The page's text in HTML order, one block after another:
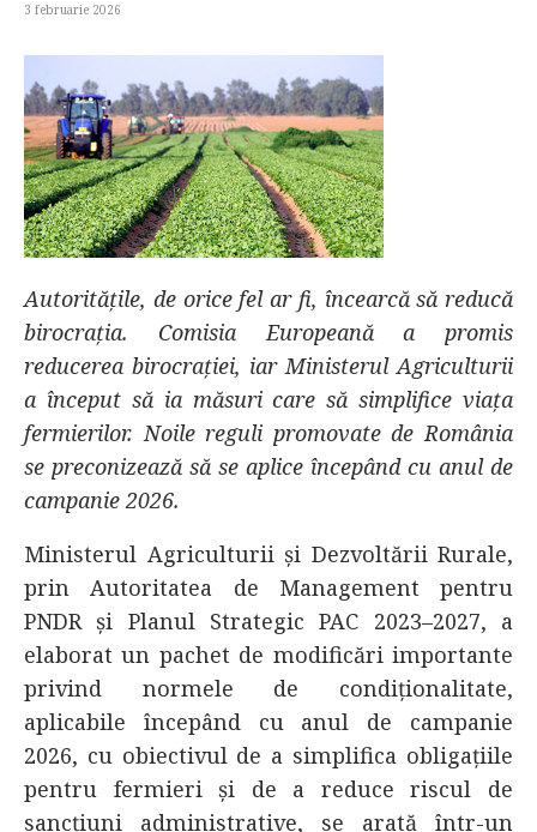
3 februarie 2026
Autoritățile, de orice fel ar fi, încearcă să reducă
birocrația. Comisia Europeană a promis
reducerea birocrației, iar Ministerul Agriculturii
a început să ia măsuri care să simplifice viața
fermierilor. Noile reguli promovate de România
se preconizează să se aplice începând cu anul de
campanie 2026.
Ministerul Agriculturii și Dezvoltării Rurale,
prin Autoritatea de Management pentru
PNDR și Planul Strategic PAC 2023–2027, a
elaborat un pachet de modificări importante
privind normele de condiționalitate,
aplicabile începând cu anul de campanie
2026, cu obiectivul de a simplifica obligațiile
pentru fermieri și de a reduce riscul de
sancțiuni administrative, se arată într-un